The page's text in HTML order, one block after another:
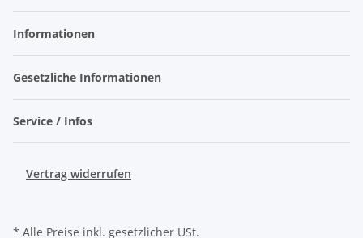
Informationen
Gesetzliche Informationen
Service / Infos
Vertrag widerrufen
* Alle Preise inkl. gesetzlicher USt.